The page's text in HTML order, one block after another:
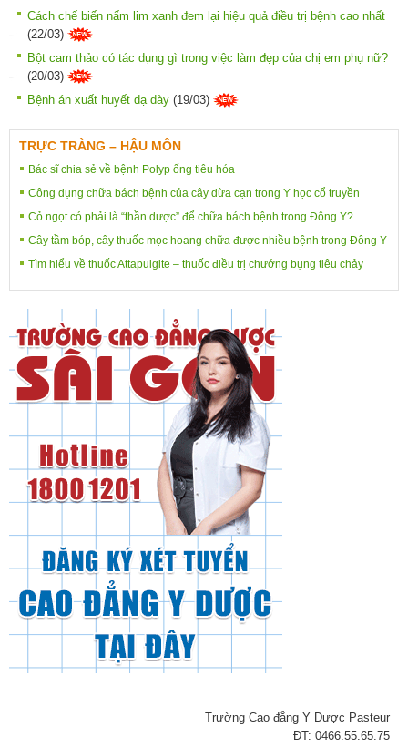
Cách chế biến nấm lim xanh đem lại hiệu quả điều trị bệnh cao nhất
(22/03)
Bột cam thảo có tác dụng gì trong việc làm đẹp của chị em phụ nữ?
(20/03)
Bệnh án xuất huyết dạ dày (19/03)
TRỰC TRÀNG – HẬU MÔN
Bác sĩ chia sẻ về bệnh Polyp ống tiêu hóa
Công dụng chữa bách bệnh của cây dừa cạn trong Y học cổ truyền
Cỏ ngọt có phải là “thần dược” để chữa bách bệnh trong Đông Y?
Cây tầm bóp, cây thuốc mọc hoang chữa được nhiều bệnh trong Đông Y
Tìm hiểu về thuốc Attapulgite – thuốc điều trị chướng bụng tiêu chảy
Trường Cao đẳng Y Dược Pasteur
ĐT: 0466.55.65.75